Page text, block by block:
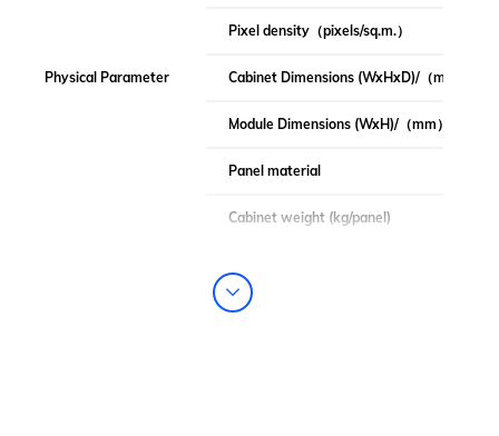
Physical Parameter
Pixel density （pixels/sq.m.）
Cabinet Dimensions (WxHxD)/ （mm
Module Dimensions (WxH)/ （mm ）
Panel material
Cabinet weight (kg/panel)